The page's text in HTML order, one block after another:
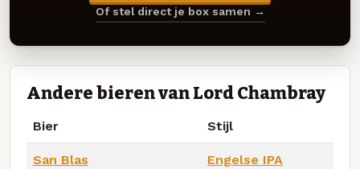
Of stel direct je box samen →
Andere bieren van Lord Chambray
Bier Stijl
San Blas Engelse IPA